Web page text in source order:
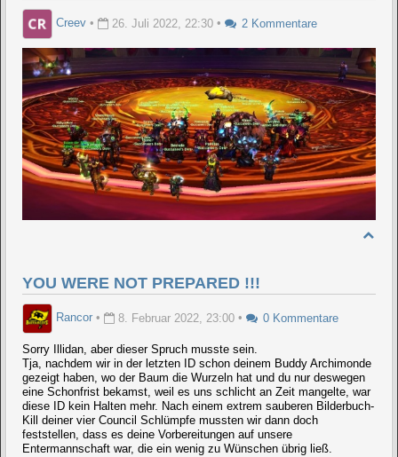
Creev • 26. Juli 2022, 22:30 • 2 Kommentare
YOU WERE NOT PREPARED !!!
Rancor • 8. Februar 2022, 23:00 • 0 Kommentare
Sorry Illidan, aber dieser Spruch musste sein.
Tja, nachdem wir in der letzten ID schon deinem Buddy Archimonde
gezeigt haben, wo der Baum die Wurzeln hat und du nur deswegen
eine Schonfrist bekamst, weil es uns schlicht an Zeit mangelte, war
diese ID kein Halten mehr. Nach einem extrem sauberen Bilderbuch-
Kill deiner vier Council Schlümpfe mussten wir dann doch
feststellen, dass es deine Vorbereitungen auf unsere
Entermannschaft war, die ein wenig zu Wünschen übrig ließ.